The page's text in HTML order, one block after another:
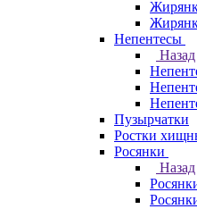
Непентесы
Назад
Пузырчатки
Ростки
Росянки
Назад